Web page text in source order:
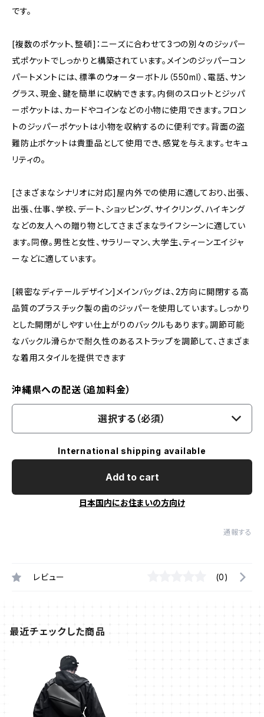
です。
[複数のポケット、整頓]：ニーズに合わせて3つの別々のジッパー
式ポケットでしっかりと構築されています。メインのジッパーコン
パートメントには、標準のウォーターボトル（550ml）、電話、サン
グラス、現金、鍵を簡単に収納できます。内側のスロットとジッパ
ーポケットは、カードやコインなどの小物に使用できます。フロン
トのジッパーポケットは小物を収納するのに便利です。背面の盗
難防止ポケットは貴重品として使用でき、感覚を与えます。セキュ
リティの。
[さまざまなシナリオに対応]屋内外での使用に適しており、出張、
出張、仕事、学校、デート、ショッピング、サイクリング、ハイキング
などの友人への贈り物としてさまざまなライフシーンに適してい
ます。同僚。男性と女性、サラリーマン、大学生、ティーンエイジャ
ーなどに適しています。
[親密なディテールデザイン]メインバッグは、2方向に開閉する高
品質のプラスチック製の歯のジッパーを使用しています。しっかり
とした開閉がしやすい仕上がりのバックルもあります。調節可能
なバックル滑らかで耐久性のあるストラップを調節して、さまざま
な着用スタイルを提供できます
沖縄県への配送（追加料金）
選択する（必須）
International shipping available
Add to cart
日本国内にお住まいの方向け
通報する
レビュー (0)
最近チェックした商品